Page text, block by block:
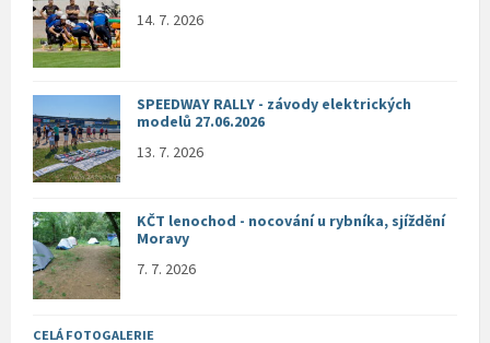
14. 7. 2026
SPEEDWAY RALLY - závody elektrických
modelů 27.06.2026
13. 7. 2026
KČT lenochod - nocování u rybníka, sjíždění
Moravy
7. 7. 2026
CELÁ FOTOGALERIE